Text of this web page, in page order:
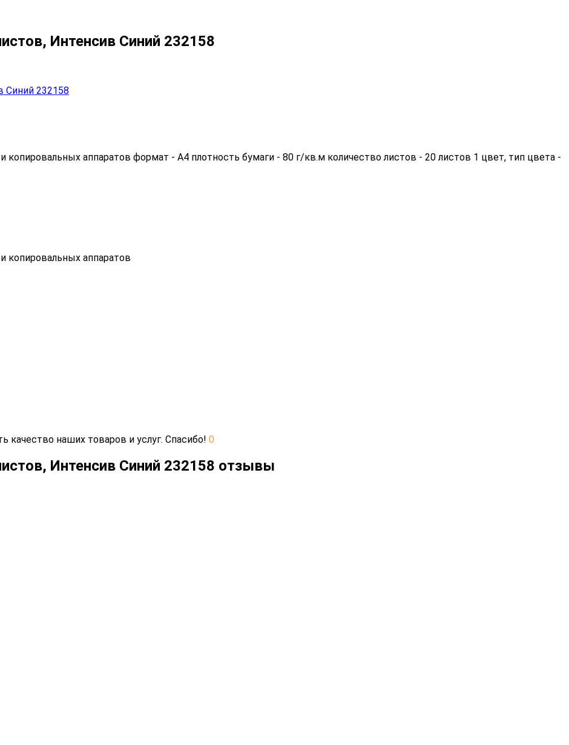
Интенсив Синий 232158
копировальных аппаратов формат - А4 плотность бумаги - 80 г/кв.м количество листов - 20 листов 1 цвет, тип цвета -
копировальных аппаратов
наших товаров и услуг. Спасибо! 0
Интенсив Синий 232158 отзывы